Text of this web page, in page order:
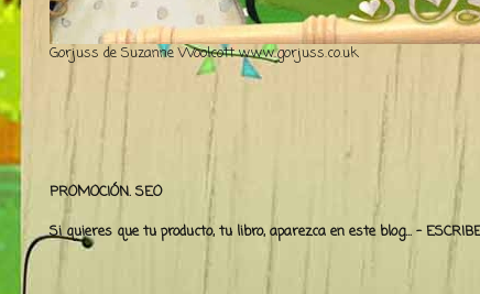
Gorjuss de Suzanne Woolcott www.gorjuss.co.uk
PROMOCIÓN. SEO
Si quieres que tu producto, tu libro, aparezca en este blog... -